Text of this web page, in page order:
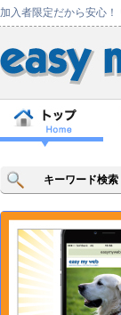
加入者限定だから安心！
キーワード検索